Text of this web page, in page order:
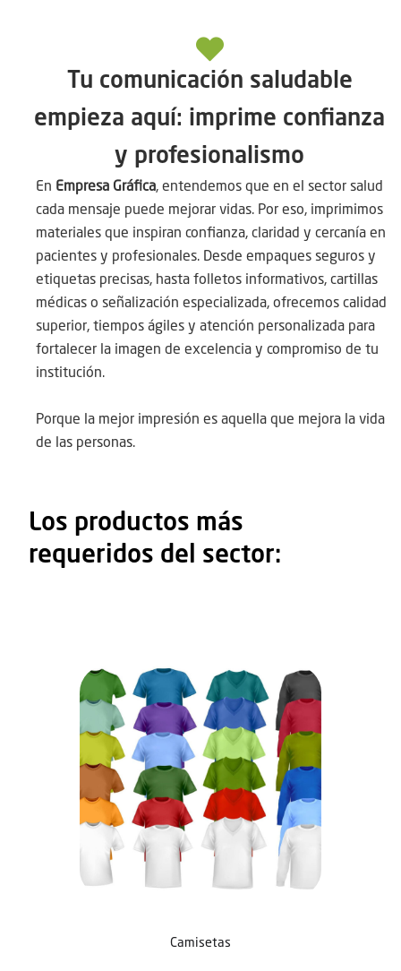
Tu comunicación saludable
empieza aquí: imprime confianza
y profesionalismo
En Empresa Gráfica, entendemos que en el sector salud
cada mensaje puede mejorar vidas. Por eso, imprimimos
materiales que inspiran confianza, claridad y cercanía en
pacientes y profesionales. Desde empaques seguros y
etiquetas precisas, hasta folletos informativos, cartillas
médicas o señalización especializada, ofrecemos calidad
superior, tiempos ágiles y atención personalizada para
fortalecer la imagen de excelencia y compromiso de tu
institución.
Porque la mejor impresión es aquella que mejora la vida
de las personas.
Los productos más
requeridos del sector:
Camisetas